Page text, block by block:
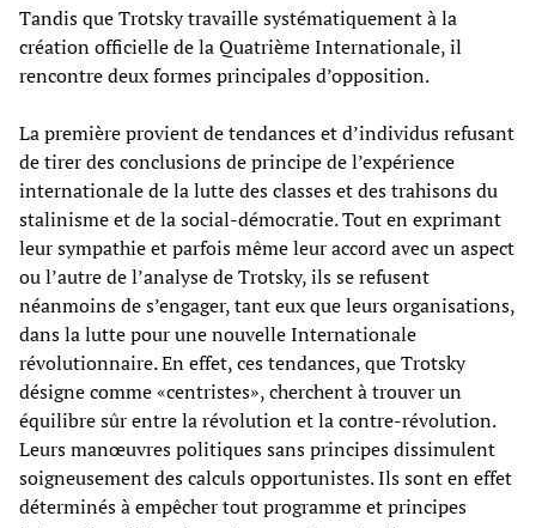
Tandis que Trotsky travaille systématiquement à la
création officielle de la Quatrième Internationale, il
rencontre deux formes principales d’opposition.
La première provient de tendances et d’individus refusant
de tirer des conclusions de principe de l’expérience
internationale de la lutte des classes et des trahisons du
stalinisme et de la social-démocratie. Tout en exprimant
leur sympathie et parfois même leur accord avec un aspect
ou l’autre de l’analyse de Trotsky, ils se refusent
néanmoins de s’engager, tant eux que leurs organisations,
dans la lutte pour une nouvelle Internationale
révolutionnaire. En effet, ces tendances, que Trotsky
désigne comme «centristes», cherchent à trouver un
équilibre sûr entre la révolution et la contre-révolution.
Leurs manœuvres politiques sans principes dissimulent
soigneusement des calculs opportunistes. Ils sont en effet
déterminés à empêcher tout programme et principes